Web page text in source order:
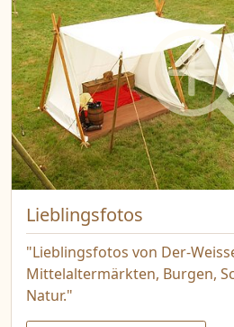
Lieblingsfotos
"Lieblingsfotos von Der-
Mittelaltermärkten, Burgen,
Natur."